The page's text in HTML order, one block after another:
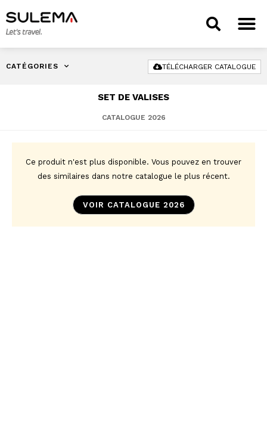
CATÉGORIES TÉLÉCHARGER CATALOGUE
SET DE VALISES
CATALOGUE 2026
Ce produit n'est plus disponible. Vous pouvez en trouver
des similaires dans notre catalogue le plus récent.
VOIR CATALOGUE 2026